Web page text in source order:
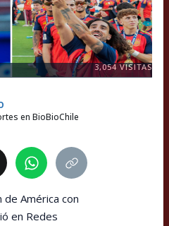
3,054VISITAS
en BioBioChile
de América con
en Redes